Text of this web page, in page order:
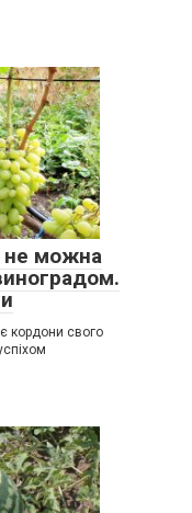
не можна
кордони свого